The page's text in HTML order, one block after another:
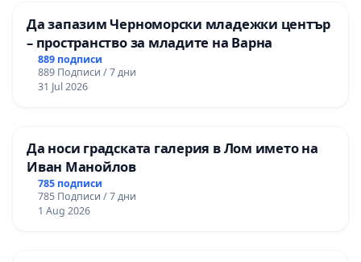
Да запазим Черноморски младежки център
– пространство за младите на Варна
889 подписи
889 Подписи / 7 дни
31 Jul 2026
Да носи градската галерия в Лом името на
Иван Манойлов
785 подписи
785 Подписи / 7 дни
1 Aug 2026